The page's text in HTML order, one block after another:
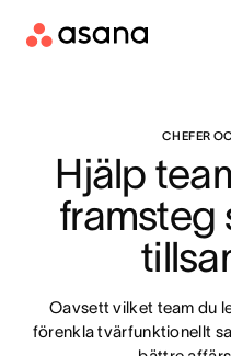
CHEFER
Hjälp
framsteg
Oavsett vilket team du
förenkla tvärfunktionellt